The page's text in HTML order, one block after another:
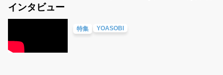
インタビュー
特集 YOASOBI